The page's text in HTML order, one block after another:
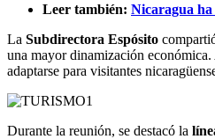
Leer también: Nicaragua
La Subdirectora Espósito
una mayor dinamización
adaptarse para visitantes
Durante la reunión, se destacó la